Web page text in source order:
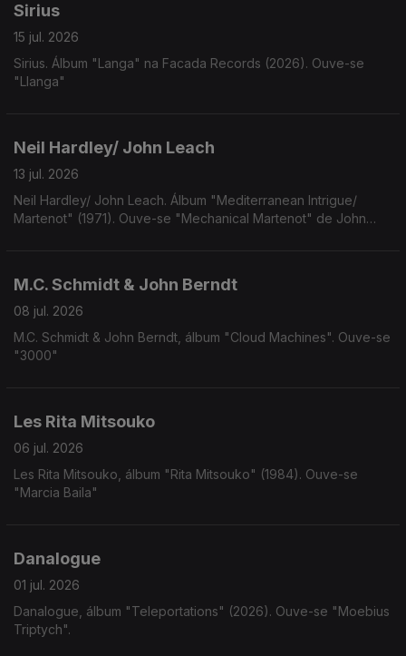
Sirius
15 jul. 2026
Sirius. Álbum "Langa" na Facada Records (2026). Ouve-se
"Llanga"
Neil Hardley/ John Leach
13 jul. 2026
Neil Hardley/ John Leach. Álbum "Mediterranean Intrigue/
Martenot" (1971). Ouve-se "Mechanical Martenot" de John
M.C. Schmidt & John Berndt
08 jul. 2026
M.C. Schmidt & John Berndt, álbum "Cloud Machines". Ouve-se
"3000"
Les Rita Mitsouko
06 jul. 2026
Les Rita Mitsouko, álbum "Rita Mitsouko" (1984). Ouve-se
"Marcia Baila"
Danalogue
01 jul. 2026
Danalogue, álbum "Teleportations" (2026). Ouve-se "Moebius
Triptych".